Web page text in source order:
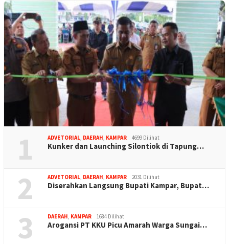
1 ADVETORIAL, DAERAH, KAMPAR 4699 Dilihat
Kunker dan Launching Silontiok di Tapung…
2 ADVETORIAL, DAERAH, KAMPAR 2031 Dilihat
Diserahkan Langsung Bupati Kampar, Bupat…
3 DAERAH, KAMPAR 1684 Dilihat
Arogansi PT KKU Picu Amarah Warga Sungai…